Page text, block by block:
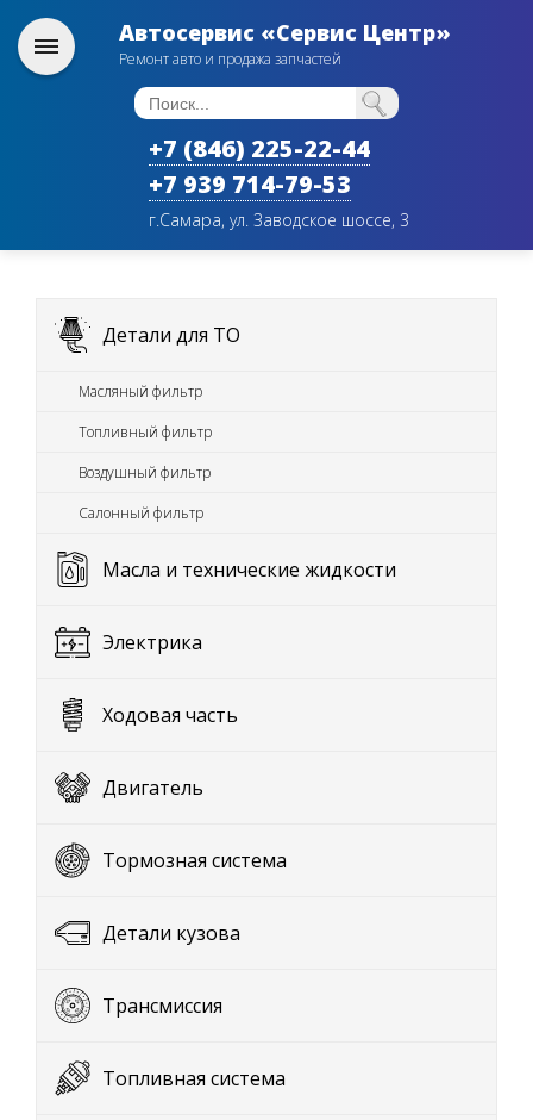
Автосервис «Сервис Центр»
Ремонт авто и продажа запчастей
+7 (846) 225-22-44
+7 939 714-79-53
г.Самара, ул. Заводское шоссе, 3
Детали для ТО
Масляный фильтр
Топливный фильтр
Воздушный фильтр
Салонный фильтр
Масла и технические жидкости
Электрика
Ходовая часть
Двигатель
Тормозная система
Детали кузова
Трансмиссия
Топливная система